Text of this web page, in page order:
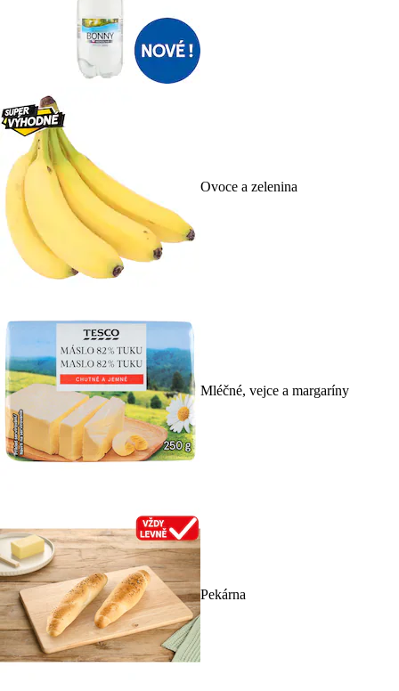
Ovoce a zelenina
Mléčné, vejce a margaríny
Pekárna